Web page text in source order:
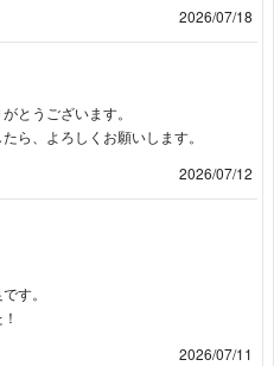
2026/07/18
とうございます。
ら、よろしくお願いします。
2026/07/12
す。
2026/07/11